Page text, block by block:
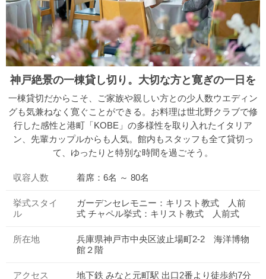
神戸絶景の一棟貸し切り。大切な方と寛ぎの一日を
一棟貸切だからこそ、ご家族や親しい方との少人数ウエディン
グも気兼ねなく寛ぐことができる。お料理は世北野クラブで修
行した感性と港町「KOBE」の多様性を取り入れたイタリア
ン、先輩カップルからも人気。館内もスタッフも全て貸切っ
て、ゆったりと特別な時間を過ごそう。
収容人数 着席：6名 ～ 80名
挙式スタイ
ル
ガーデンセレモニー：キリスト教式 人前
式 チャペル挙式：キリスト教式 人前式
所在地
兵庫県神戸市中央区波止場町2-2 海洋博物
館２階
アクセス
地下鉄 みなと元町駅 出口2番より徒歩約7分